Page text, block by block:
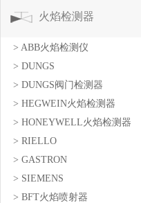
火焰检测器
> ABB火焰检测仪
> DUNGS
> DUNGS阀门检测器
> HEGWEIN火焰检测器
> HONEYWELL火焰检测器
> RIELLO
> GASTRON
> SIEMENS
> BFT火焰喷射器